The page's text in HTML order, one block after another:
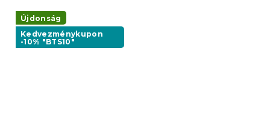
Újdonság
Kedvezménykupon
-10% "BTS10"